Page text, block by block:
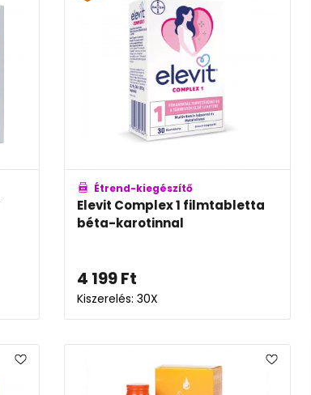
Étrend-kiegészítő
Elevit Complex 1 filmtabletta
béta-karotinnal
4 199Ft
Kiszerelés: 30X